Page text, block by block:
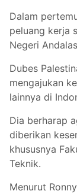
Dalam
peluang kerja
Negeri
Dubes
mengajukan
lainnya di
Dia berharap
diberikan
khususnya
Teknik.
Menurut